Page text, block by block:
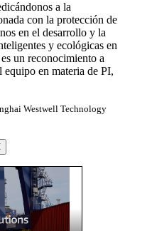
a la
con la protección de
en el desarrollo y la
y ecológicas en
un reconocimiento a
equipo en materia de PI,
Westwell Technology